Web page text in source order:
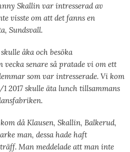
Skallin var intresserad av
visste om att det fanns en
Sundsvall.
åka och besöka
senare så pratade vi om ett
som var intresserade. Vi kom
2017 skulle äta lunch tillsammans
då Klausen, Skallin, Balkerud,
man, dessa hade haft
Man meddelade att man inte